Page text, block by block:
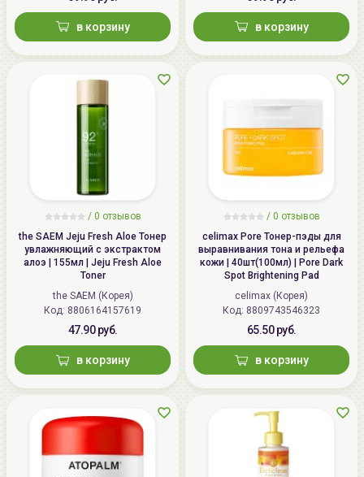
в корзину в корзину
/ 0 отзывов
the SAEM Jeju Fresh Aloe Тонер
увлажняющий с экстрактом
алоэ | 155мл | Jeju Fresh Aloe
Toner
the SAEM (Корея)
Код: 8806164157619
47.90 руб.
в корзину
/ 0 отзывов
celimax Pore Тонер-пэды для
выравнивания тона и рельефа
кожи | 40шт(100мл) | Pore Dark
Spot Brightening Pad
celimax (Корея)
Код: 8809743546323
65.50 руб.
в корзину